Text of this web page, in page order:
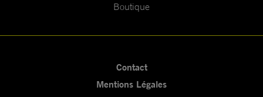
Boutique
Contact
Mentions Légales